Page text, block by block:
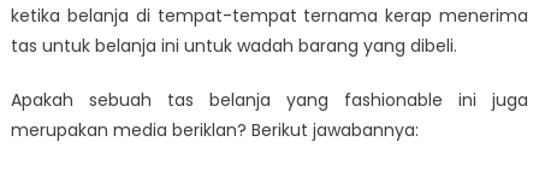
ketika belanja di tempat-tempat ternama kerap menerima
tas untuk belanja ini untuk wadah barang yang dibeli.
Apakah sebuah tas belanja yang fashionable ini juga
merupakan media beriklan? Berikut jawabannya: